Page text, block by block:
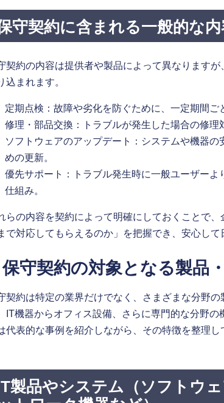
守契約に含まれる一般的な内
契約の内容は提供者や製品によって異なります
込まれます。
定期点検：故障や劣化を防ぐために、一定期間ご
修理・部品交換：トラブルが発生した場合の修理
ソフトウェアのアップデート：システムや機器の
めの更新。
優先サポート：トラブル発生時に一般ユーザーよ
仕組み。
らの内容を契約によって明確にしておくことで
で対応してもらえるのか」を把握でき、安心して
保守契約の対象となる製品
契約は特定の業界だけでなく、さまざまな分野
IT機器からオフィス設備、さらに専門的な分野の
代表的な事例を紹介しながら、その特徴を整理し
製品やシステム（ソフトウ